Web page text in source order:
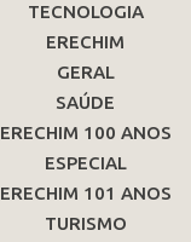
TECNOLOGIA
ERECHIM
GERAL
SAÚDE
ERECHIM 100 ANOS
ESPECIAL
ERECHIM 101 ANOS
TURISMO